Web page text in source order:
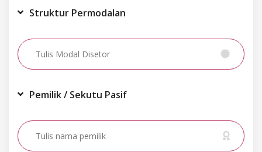
Struktur Permodalan
Pemilik / Sekutu Pasif